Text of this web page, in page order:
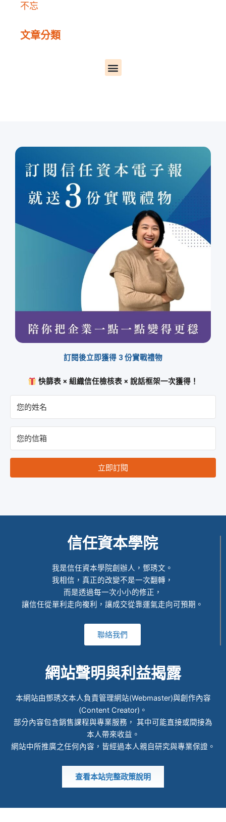
不忘
文章分類
選
單
訂閱後立即獲得 3 份實戰禮物
快篩表 × 組織信任檢核表 × 說話框架一次獲得！
立即訂閱
信任資本學院
我是信任資本學院創辦人，鄧琇文。
我相信，真正的改變不是一次翻轉，
而是透過每一次小小的修正，
讓信任從單利走向複利，讓成交從靠運氣走向可預期。
聯絡我們
網站聲明與利益揭露
本網站由鄧琇文本人負責管理網站(Webmaster)與創作內容
(Content Creator)。
部分內容包含銷售課程與專業服務， 其中可能直接或間接為
本人帶來收益。
網站中所推廣之任何內容，皆經過本人親自研究與專業保證。
查看本站完整政策說明